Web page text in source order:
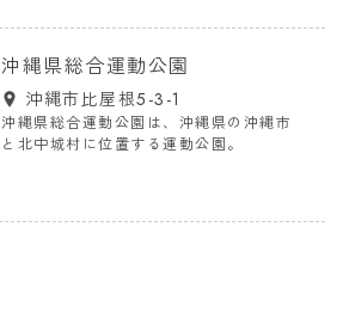
沖縄県総合運動公園
沖縄市比屋根5-3-1
沖縄県総合運動公園は、沖縄県の沖縄市
と北中城村に位置する運動公園。